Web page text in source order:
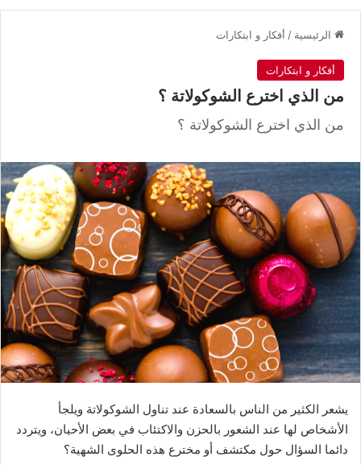
الرئيسية / أفكار و ابتكارات
أفكار و ابتكارات
من الذي اخترع الشوكولاتة ؟
من الذي اخترع الشوكولاتة ؟
يشعر الكثير من الناس بالسعادة عند تناول الشوكولاتة ويلجأ
الأشخاص لها عند الشعور بالحزن والاكتئاب في بعض الأحيان، ويتردد
دائما السؤال حول مكتشف أو مخترع هذه الحلوى الشهية؟